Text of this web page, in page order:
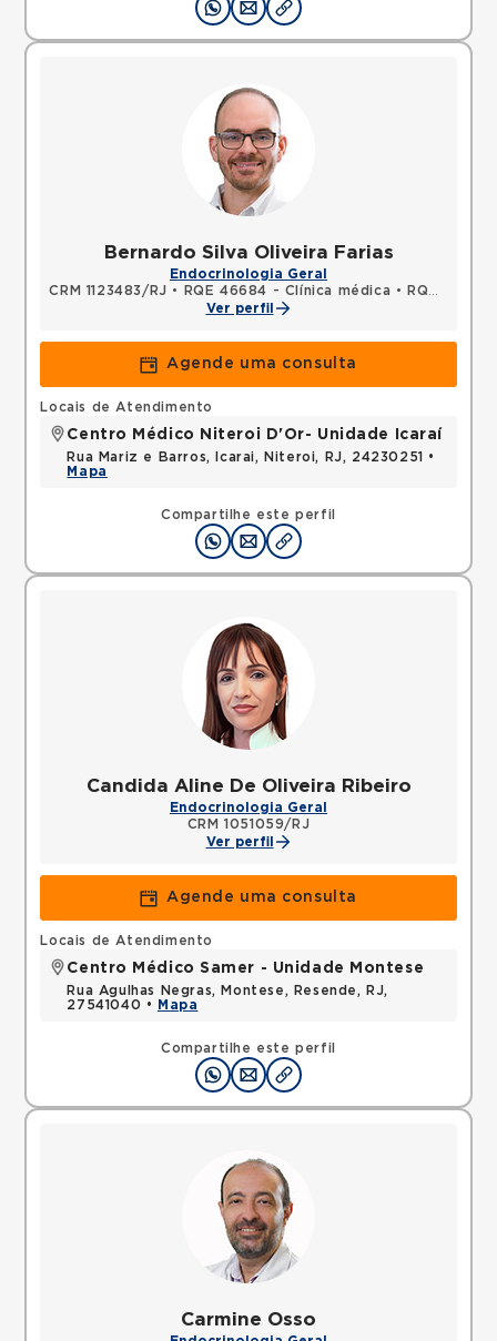
Bernardo Silva Oliveira Farias
Endocrinologia Geral
CRM 1123483/RJ • RQE 46684 - Clínica médica •
RQE 51176 - Endocrinologia e metabologia
Ver perfil
Agende uma consulta
Compartilhe este perfil
Locais de Atendimento
Centro Médico Niteroi D'Or- Unidade Icaraí
Rua Mariz e Barros, Icarai, Niteroi, RJ, 24230251 •
Mapa
Candida Aline De Oliveira Ribeiro
Endocrinologia Geral
CRM 1051059/RJ
Ver perfil
Agende uma consulta
Compartilhe este perfil
Locais de Atendimento
Centro Médico Samer - Unidade Montese
Rua Agulhas Negras, Montese, Resende, RJ,
27541040 •
Mapa
Carmine Osso